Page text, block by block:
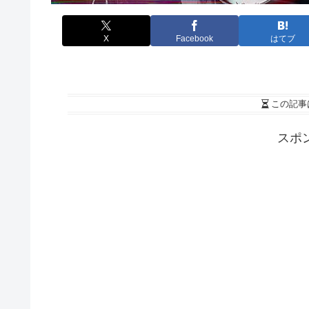
X Facebook はてブ
この記事
スポ